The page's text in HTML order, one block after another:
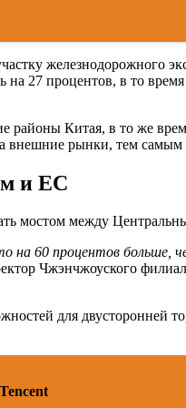
железнодорожного
27 процентов, в то
районы Китая, в то же
внешние рынки, тем
и ЕС
мостом между
на 60 процентов больше,
Чжэнчжоуского
для двусторонней